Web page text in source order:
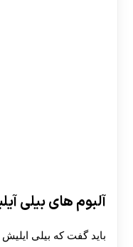
آلبوم های بیلی